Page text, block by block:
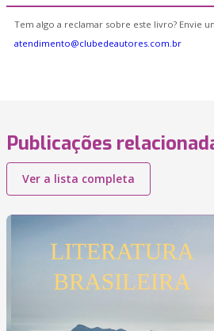
Tem algo a reclamar sobre este livro? Envie
atendimento@clubedeautores.com.br
Publicações
Ver a lista completa